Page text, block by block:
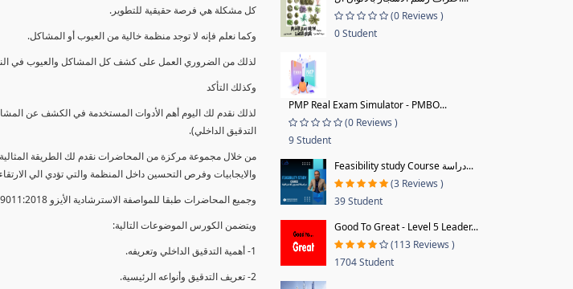
كل مشكلة هي فرصة حقيقية للتطوير.
وكما نعلم فإنه لا توجد منظمة خالية من العيوب أو المشاكل.
لذلك من الضروري العمل على كشف كل المشاكل والعيوب في
وكذلك التأكد
لذلك نقدم لك اليوم أهم الأدوات المستخدمة في الكشف عن
التدقيق الداخلي).
من خلال مجموعة مركزة من المحاضرات نقدم لك الطريقة
والايجابيات وفرص التحسين داخل المنظمة والتي تؤدي الي
وجميع المحاضرات طبقا للمواصفة الاسترشادية الأيزو 19011:2018.
ويتضمن الكورس الموضوعات التالية:
1- أهمية التدقيق الداخلي وتعريفه.
2- تعريف التدقيق وأنواعه الرئيسية.
(0 Reviews )
0 Student
PMP Real Exam Simulator - PMBO...
(0 Reviews )
9 Student
Feasibility study Course دراسة...
(3 Reviews )
39 Student
Good To Great - Level 5 Leader...
(113 Reviews )
1704 Student